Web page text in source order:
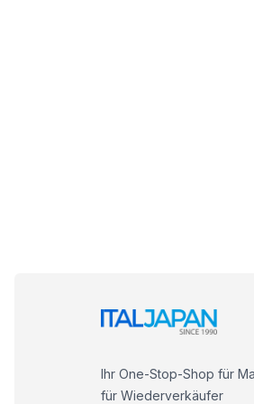
Ihr One-Stop-Shop für
für Wiederverkäufer